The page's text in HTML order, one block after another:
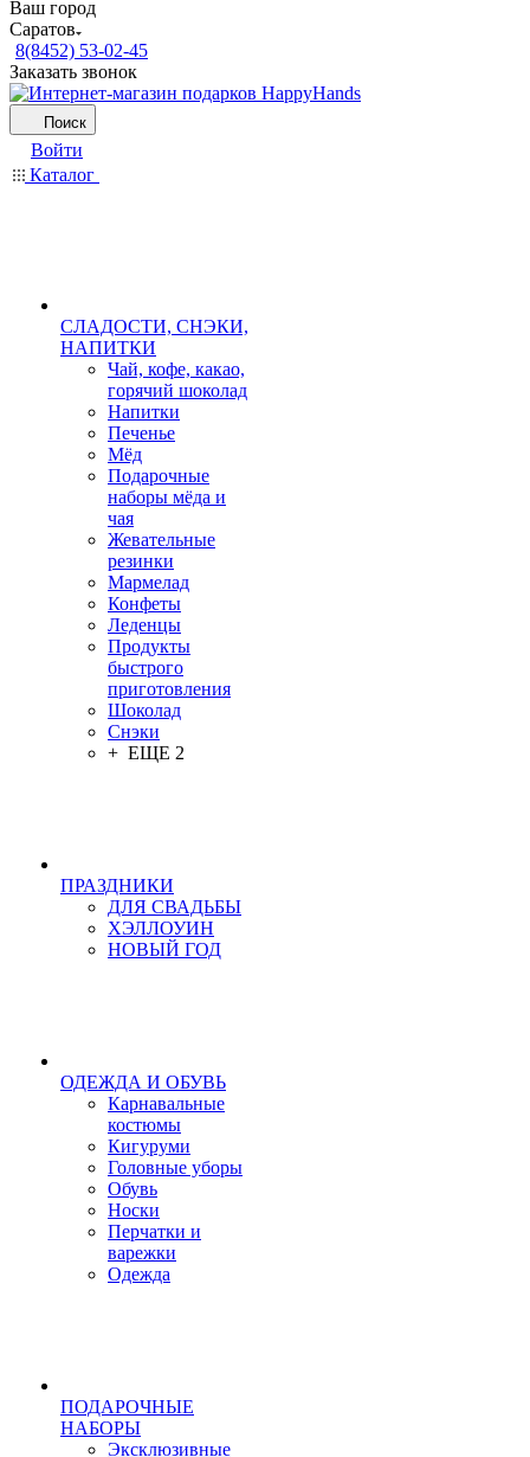
Ваш город
Саратов
8(8452) 53-02-45
Заказать звонок
Поиск
Войти
Каталог
СЛАДОСТИ, СНЭКИ,
НАПИТКИ
Чай, кофе, какао,
горячий шоколад
Напитки
Печенье
Мёд
Подарочные
наборы мёда и
чая
Жевательные
резинки
Мармелад
Конфеты
Леденцы
Продукты
быстрого
приготовления
Шоколад
Снэки
+ ЕЩЕ 2
ПРАЗДНИКИ
ДЛЯ СВАДЬБЫ
ХЭЛЛОУИН
НОВЫЙ ГОД
ОДЕЖДА И ОБУВЬ
Карнавальные
костюмы
Кигуруми
Головные уборы
Обувь
Носки
Перчатки и
варежки
Одежда
ПОДАРОЧНЫЕ
НАБОРЫ
Эксклюзивные